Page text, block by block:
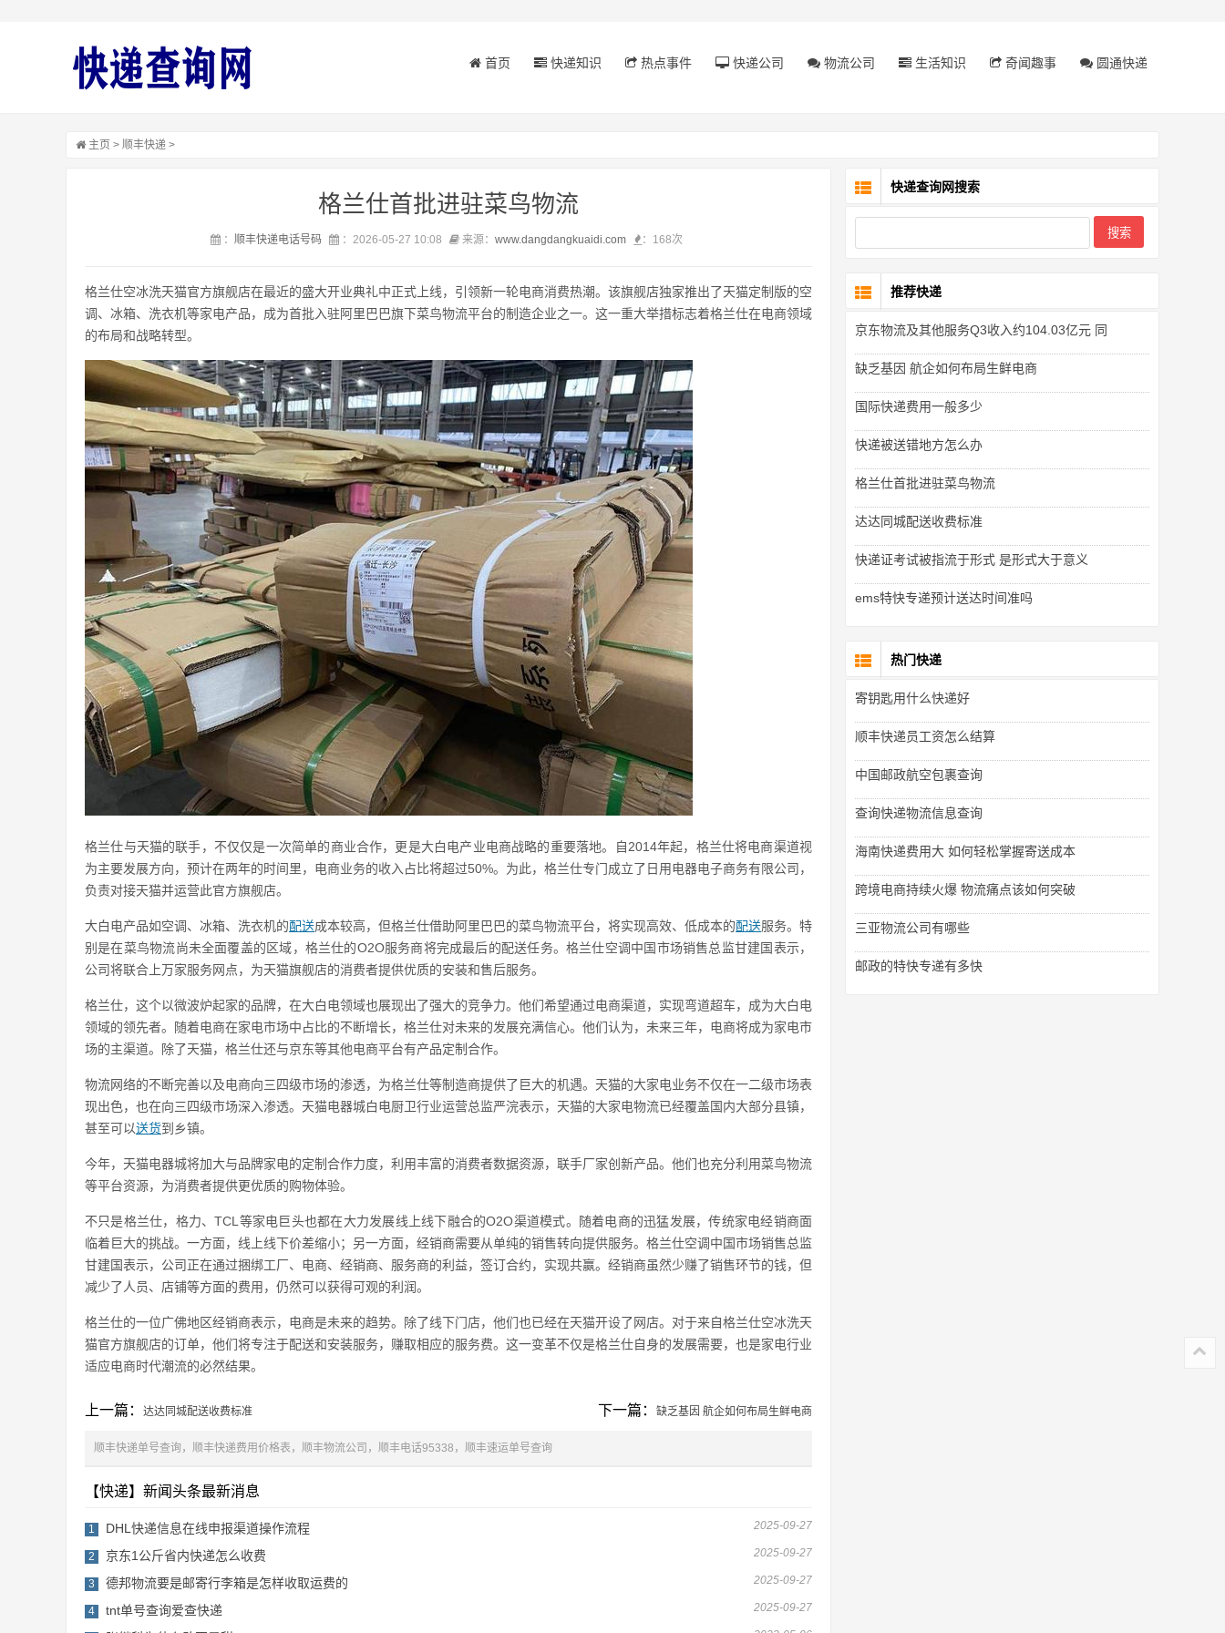
首页 快递知识 热点事件 快递公司 物流公司 生活知识 奇闻趣事 圆通快递
主页 > 顺丰快递 >
格兰仕首批进驻菜鸟物流
： 顺丰快递电话号码 ：2026-05-27 10:08 来源： www.dangdangkuaidi.com ： 168次
格兰仕空冰洗天猫官方旗舰店在最近的盛大开业典礼中正式上线，引领新一轮电商消费热潮。该旗舰店独家推出了天猫定制版的空
调、冰箱、洗衣机等家电产品，成为首批入驻阿里巴巴旗下菜鸟物流平台的制造企业之一。这一重大举措标志着格兰仕在电商领域
的布局和战略转型。
格兰仕与天猫的联手，不仅仅是一次简单的商业合作，更是大白电产业电商战略的重要落地。自2014年起，格兰仕将电商渠道视
为主要发展方向，预计在两年的时间里，电商业务的收入占比将超过50%。为此，格兰仕专门成立了日用电器电子商务有限公司，
负责对接天猫并运营此官方旗舰店。
大白电产品如空调、冰箱、洗衣机的配送成本较高，但格兰仕借助阿里巴巴的菜鸟物流平台，将实现高效、低成本的配送服务。特
别是在菜鸟物流尚未全面覆盖的区域，格兰仕的O2O服务商将完成最后的配送任务。格兰仕空调中国市场销售总监甘建国表示，
公司将联合上万家服务网点，为天猫旗舰店的消费者提供优质的安装和售后服务。
格兰仕，这个以微波炉起家的品牌，在大白电领域也展现出了强大的竞争力。他们希望通过电商渠道，实现弯道超车，成为大白电
领域的领先者。随着电商在家电市场中占比的不断增长，格兰仕对未来的发展充满信心。他们认为，未来三年，电商将成为家电市
场的主渠道。除了天猫，格兰仕还与京东等其他电商平台有产品定制合作。
物流网络的不断完善以及电商向三四级市场的渗透，为格兰仕等制造商提供了巨大的机遇。天猫的大家电业务不仅在一二级市场表
现出色，也在向三四级市场深入渗透。天猫电器城白电厨卫行业运营总监严浣表示，天猫的大家电物流已经覆盖国内大部分县镇，
甚至可以送货到乡镇。
今年，天猫电器城将加大与品牌家电的定制合作力度，利用丰富的消费者数据资源，联手厂家创新产品。他们也充分利用菜鸟物流
等平台资源，为消费者提供更优质的购物体验。
不只是格兰仕，格力、TCL等家电巨头也都在大力发展线上线下融合的O2O渠道模式。随着电商的迅猛发展，传统家电经销商面
临着巨大的挑战。一方面，线上线下价差缩小；另一方面，经销商需要从单纯的销售转向提供服务。格兰仕空调中国市场销售总监
甘建国表示，公司正在通过捆绑工厂、电商、经销商、服务商的利益，签订合约，实现共赢。经销商虽然少赚了销售环节的钱，但
减少了人员、店铺等方面的费用，仍然可以获得可观的利润。
格兰仕的一位广佛地区经销商表示，电商是未来的趋势。除了线下门店，他们也已经在天猫开设了网店。对于来自格兰仕空冰洗天
猫官方旗舰店的订单，他们将专注于配送和安装服务，赚取相应的服务费。这一变革不仅是格兰仕自身的发展需要，也是家电行业
适应电商时代潮流的必然结果。
上一篇： 达达同城配送收费标准 下一篇： 缺乏基因 航企如何布局生鲜电商
顺丰快递单号查询，顺丰快递费用价格表，顺丰物流公司，顺丰电话95338，顺丰速运单号查询
【快递】新闻头条最新消息
2025-09-27
1 DHL快递信息在线申报渠道操作流程
2025-09-27
2 京东1公斤省内快递怎么收费
2025-09-27
3 德邦物流要是邮寄行李箱是怎样收取运费的
2025-09-27
4 tnt单号查询爱查快递
快递查询网搜索
推荐快递
京东物流及其他服务Q3收入约104.03亿元 同
缺乏基因 航企如何布局生鲜电商
国际快递费用一般多少
快递被送错地方怎么办
格兰仕首批进驻菜鸟物流
达达同城配送收费标准
快递证考试被指流于形式 是形式大于意义
ems特快专递预计送达时间准吗
热门快递
寄钥匙用什么快递好
顺丰快递员工资怎么结算
中国邮政航空包裹查询
查询快递物流信息查询
海南快递费用大 如何轻松掌握寄送成本
跨境电商持续火爆 物流痛点该如何突破
三亚物流公司有哪些
邮政的特快专递有多快